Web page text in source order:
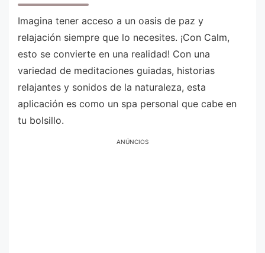
Imagina tener acceso a un oasis de paz y
relajación siempre que lo necesites. ¡Con Calm,
esto se convierte en una realidad! Con una
variedad de meditaciones guiadas, historias
relajantes y sonidos de la naturaleza, esta
aplicación es como un spa personal que cabe en
tu bolsillo.
ANÚNCIOS